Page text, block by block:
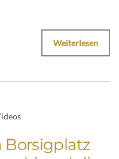
Weiterlesen
Borsigplatz